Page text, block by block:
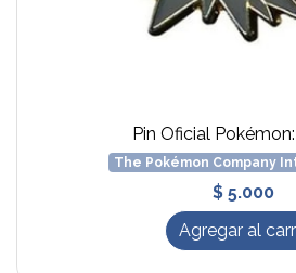
Pin Oficial
The Pokémon Company
$ 5.000
Agregar al